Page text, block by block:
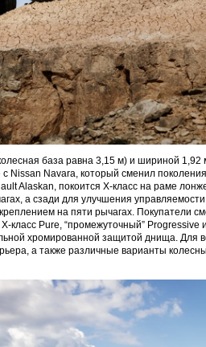
база равна 3,15 м) и шириной 1,92
Nissan Navara, который сменил
Alaskan, покоится X-класс на раме
а сзади для улучшения управляемости
на пяти рычагах. Покупатели
Pure, “промежуточный” Progressive
хромированной защитой днища. Для
а также различные варианты